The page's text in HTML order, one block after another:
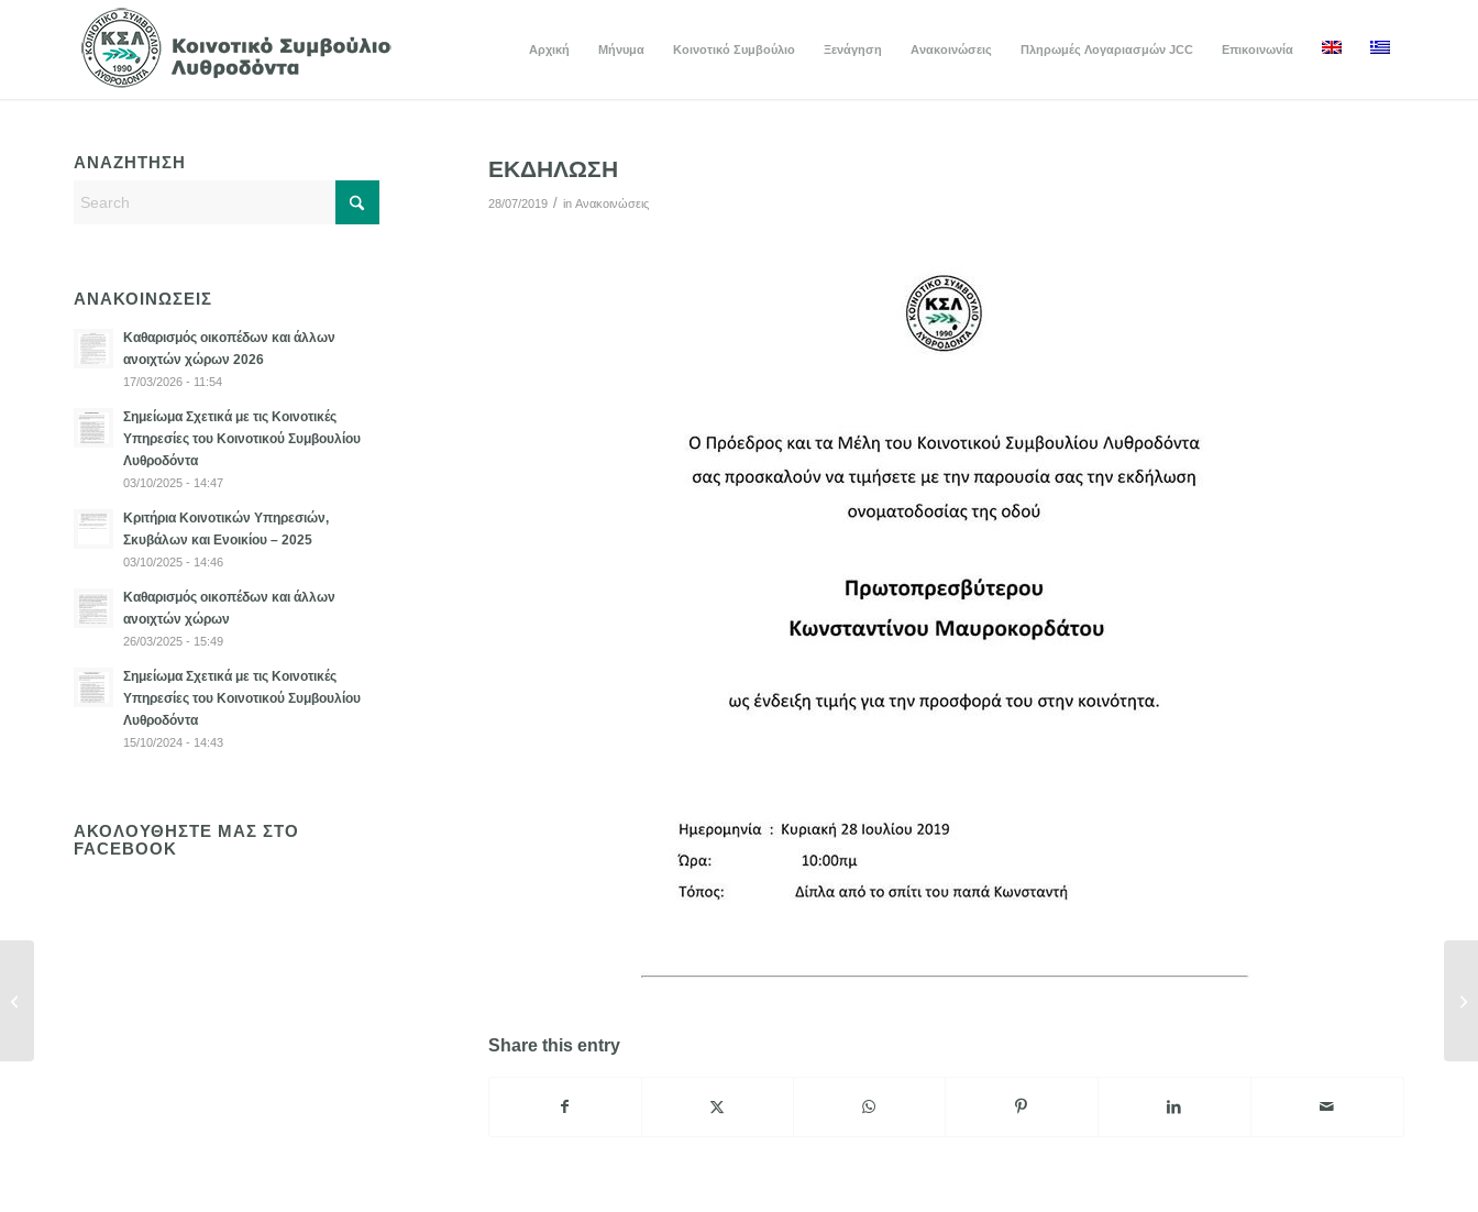
Αρχική Μήνυμα Κοινοτικό Συμβούλιο Ξενάγηση Ανακοινώσεις Πληρωμές Λογαριασμών JCC Επικοινωνία
ΕΚΔΗΛΩΣΗ
28/07/2019 / in Ανακοινώσεις
Share this entry
ΑΝΑΖΗΤΗΣΗ
ΑΝΑΚΟΙΝΩΣΕΙΣ
Καθαρισμός οικοπέδων και άλλων
ανοιχτών χώρων 2026
17/03/2026 - 11:54
Σημείωμα Σχετικά με τις Κοινοτικές
Υπηρεσίες του Κοινοτικού Συμβουλίου
Λυθροδόντα
03/10/2025 - 14:47
Κριτήρια Κοινοτικών Υπηρεσιών,
Σκυβάλων και Ενοικίου – 2025
03/10/2025 - 14:46
Καθαρισμός οικοπέδων και άλλων
ανοιχτών χώρων
26/03/2025 - 15:49
Σημείωμα Σχετικά με τις Κοινοτικές
Υπηρεσίες του Κοινοτικού Συμβουλίου
Λυθροδόντα
15/10/2024 - 14:43
ΑΚΟΛΟΥΘΗΣΤΕ ΜΑΣ ΣΤΟ
FACEBOOK